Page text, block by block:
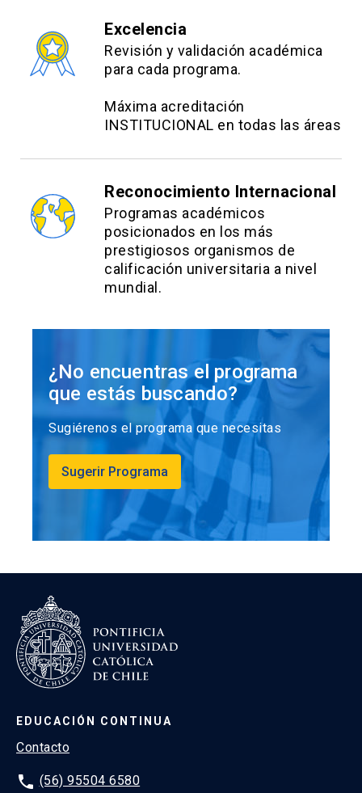
Excelencia
Revisión y validación académica
para cada programa.
Máxima acreditación
INSTITUCIONAL en todas las áreas
Reconocimiento Internacional
Programas académicos
posicionados en los más
prestigiosos organismos de
calificación universitaria a nivel
mundial.
¿No encuentras el programa
que estás buscando?
Sugiérenos el programa que necesitas
Sugerir Programa
EDUCACIÓN CONTINUA
Contacto
phone (56) 95504 6580